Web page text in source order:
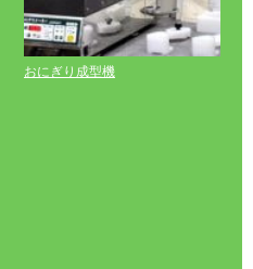
おにぎり成型機